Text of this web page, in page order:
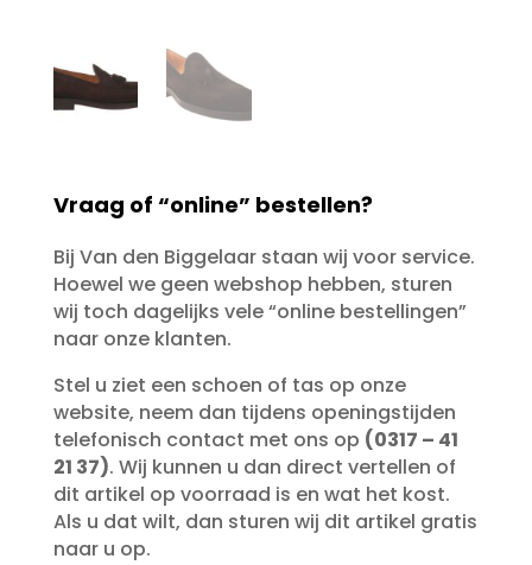
Vraag of “online” bestellen?
Bij Van den Biggelaar staan wij voor service.
Hoewel we geen webshop hebben, sturen
wij toch dagelijks vele “online bestellingen”
naar onze klanten.
Stel u ziet een schoen of tas op onze
website, neem dan tijdens openingstijden
telefonisch contact met ons op (0317 – 41
21 37). Wij kunnen u dan direct vertellen of
dit artikel op voorraad is en wat het kost.
Als u dat wilt, dan sturen wij dit artikel gratis
naar u op.